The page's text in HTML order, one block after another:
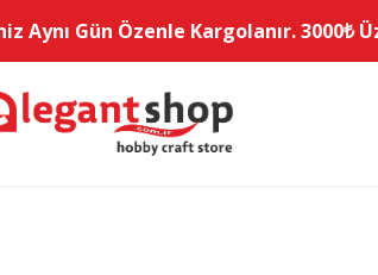
Aynı Gün Özenle Kargolanır. 3000₺